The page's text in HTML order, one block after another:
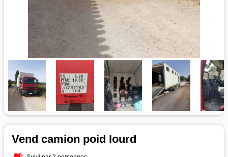
Vend camion poid lourd